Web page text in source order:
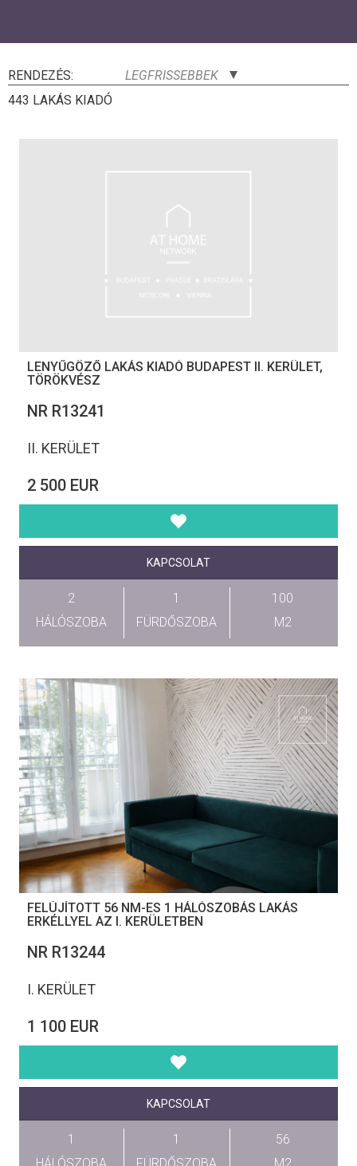
RENDEZÉS:
LEGFRISSEBBEK
443 LAKÁS KIADÓ
LENYŰGÖZŐ LAKÁS KIADÓ BUDAPEST II. KERÜLET,
TÖRÖKVÉSZ
NR R13241
II. KERÜLET
2 500 EUR
KAPCSOLAT
2
HÁLÓSZOBA
1
FÜRDŐSZOBA
100
M2
FELÚJÍTOTT 56 NM-ES 1 HÁLÓSZOBÁS LAKÁS
ERKÉLLYEL AZ I. KERÜLETBEN
NR R13244
I. KERÜLET
1 100 EUR
KAPCSOLAT
1
1
56